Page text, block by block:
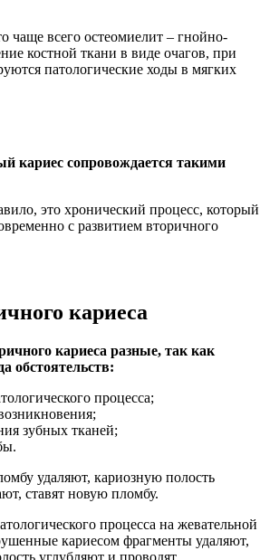
чаще всего остеомиелит – гнойно-
костной ткани в виде очагов, при
патологические ходы в мягких
кариес сопровождается такими
это хронический процесс, который
с развитием вторичного
кариеса
кариеса разные, так как
обстоятельств:
процесса;
зубных тканей;
удаляют, кариозную полость
ставят новую пломбу.
процесса на жевательной
кариесом фрагменты удаляют,